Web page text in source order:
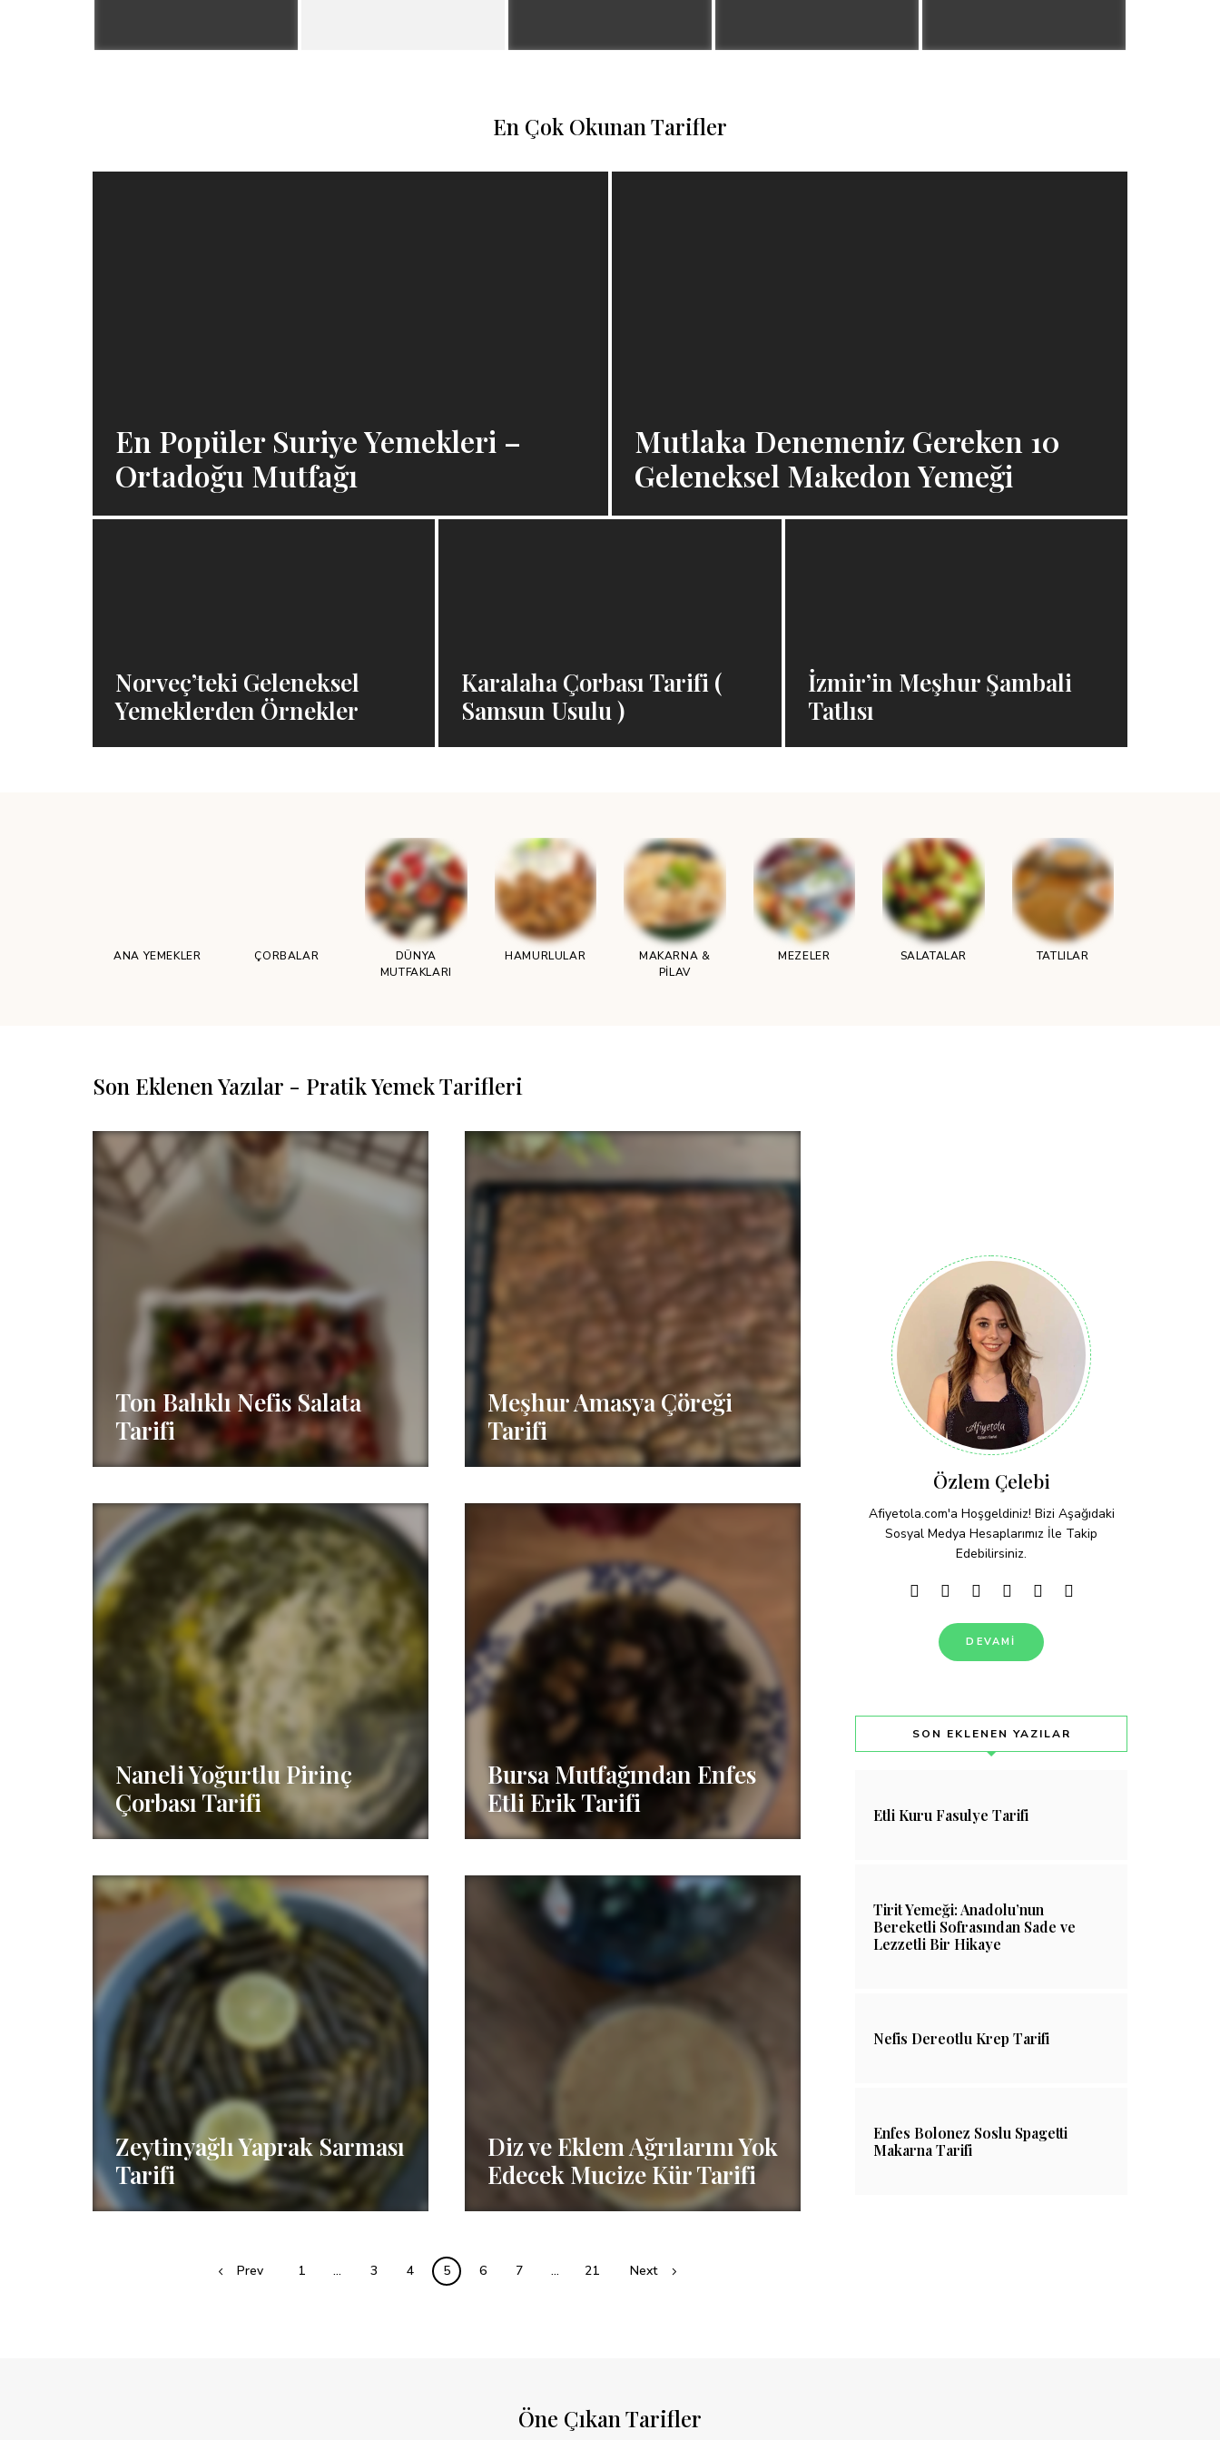
En Çok Okunan Tarifler
En Popüler Suriye Yemekleri –
Ortadoğu Mutfağı
Mutlaka Denemeniz Gereken 10
Geleneksel Makedon Yemeği
Norveç’teki Geleneksel
Yemeklerden Örnekler
Karalaha Çorbası Tarifi (
Samsun Usulu )
İzmir’in Meşhur Şambali
Tatlısı
ANA YEMEKLER ÇORBALAR
DÜNYA
MUTFAKLARI
HAMURLULAR
MAKARNA &
PILAV
MEZELER SALATALAR TATLILAR
Son Eklenen Yazılar - Pratik Yemek Tarifleri
Ton Balıklı Nefis Salata
Tarifi
Meşhur Amasya Çöreği
Tarifi
Naneli Yoğurtlu Pirinç
Çorbası Tarifi
Bursa Mutfağından Enfes
Etli Erik Tarifi
Zeytinyağlı Yaprak Sarması
Tarifi
Diz ve Eklem Ağrılarını Yok
Edecek Mucize Kür Tarifi
Prev 1 … 3 4 5 6 7 … 21 Next
Özlem Çelebi
Afiyetola.com'a Hoşgeldiniz! Bizi Aşağıdaki
Sosyal Medya Hesaplarımız İle Takip
Edebilirsiniz.
DEVAMI
SON EKLENEN YAZILAR
Etli Kuru Fasulye Tarifi
Tirit Yemeği: Anadolu’nun
Bereketli Sofrasından Sade ve
Lezzetli Bir Hikaye
Nefis Dereotlu Krep Tarifi
Enfes Bolonez Soslu Spagetti
Makarna Tarifi
Öne Çıkan Tarifler